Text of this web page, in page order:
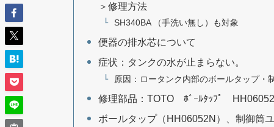
＞修理方法
SH340BA （手洗い無し）も対象
便器の排水芯について
症状：タンクの水が止まらない。
原因：ロータンク内部のボールタップ・
修理部品：TOTO ﾎﾞｰﾙﾀｯﾌﾟ
ボールタップ（HH06052N）、制御筒